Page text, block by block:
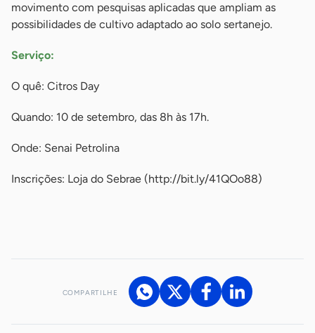
movimento com pesquisas aplicadas que ampliam as
possibilidades de cultivo adaptado ao solo sertanejo.
Serviço:
O quê: Citros Day
Quando: 10 de setembro, das 8h às 17h.
Onde: Senai Petrolina
Inscrições: Loja do Sebrae (http://bit.ly/41QOo88)
COMPARTILHE